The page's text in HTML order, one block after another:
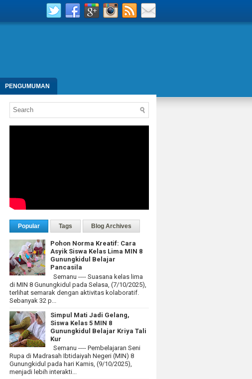
PENGUMUMAN
Popular Tags Blog Archives
Pohon Norma Kreatif: Cara
Asyik Siswa Kelas Lima MIN 8
Gunungkidul Belajar
Pancasila
Semanu ---- Suasana kelas lima
di MIN 8 Gunungkidul pada Selasa, (7/10/2025),
terlihat semarak dengan aktivitas kolaboratif.
Sebanyak 32 p...
Simpul Mati Jadi Gelang,
Siswa Kelas 5 MIN 8
Gunungkidul Belajar Kriya Tali
Kur
Semanu ---- Pembelajaran Seni
Rupa di Madrasah Ibtidaiyah Negeri (MIN) 8
Gunungkidul pada hari Kamis, (9/10/2025),
menjadi lebih interakti...